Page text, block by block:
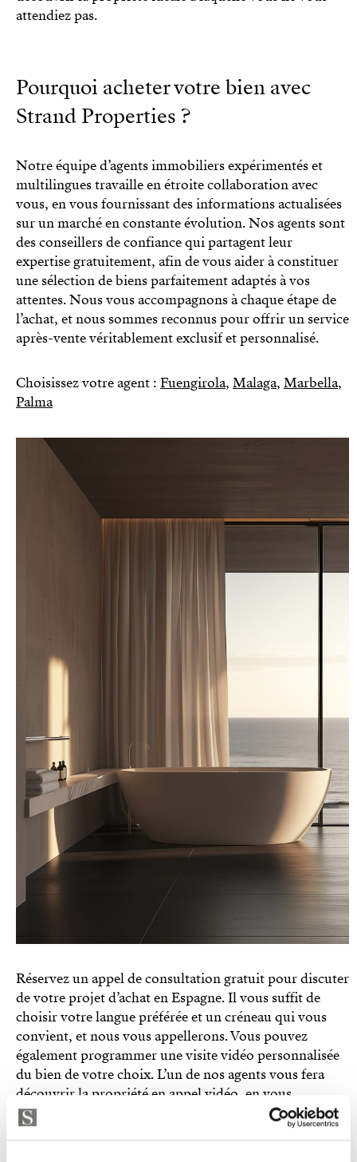
attendiez pas.
Pourquoi acheter votre bien avec
Strand Properties ?
Notre équipe d’agents immobiliers expérimentés et
multilingues travaille en étroite collaboration avec
vous, en vous fournissant des informations actualisées
sur un marché en constante évolution. Nos agents sont
des conseillers de confiance qui partagent leur
expertise gratuitement, afin de vous aider à constituer
une sélection de biens parfaitement adaptés à vos
attentes. Nous vous accompagnons à chaque étape de
l’achat, et nous sommes reconnus pour offrir un service
après-vente véritablement exclusif et personnalisé.
Choisissez votre agent : Fuengirola, Malaga, Marbella,
Palma
Réservez un appel de consultation gratuit pour discuter
de votre projet d’achat en Espagne. Il vous suffit de
choisir votre langue préférée et un créneau qui vous
convient, et nous vous appellerons. Vous pouvez
également programmer une visite vidéo personnalisée
du bien de votre choix. L’un de nos agents vous fera
découvrir la propriété en appel vidéo, en vous
montrant tous les détails que vous souhaitez voir et en
répondant à vos questions.